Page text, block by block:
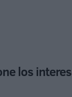
los